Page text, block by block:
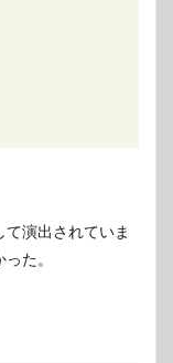
演出されていま
た。